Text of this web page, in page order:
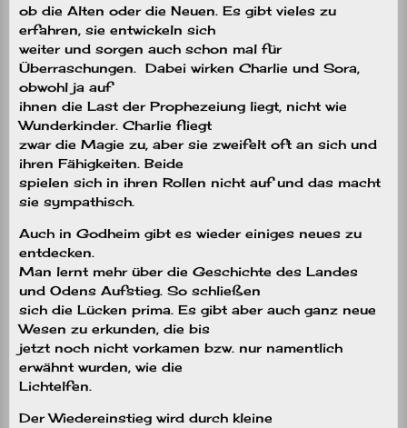
ob die Alten oder die Neuen. Es gibt vieles zu
erfahren, sie entwickeln sich
weiter und sorgen auch schon mal für
Überraschungen. Dabei wirken Charlie und Sora,
obwohl ja auf
ihnen die Last der Prophezeiung liegt, nicht wie
Wunderkinder. Charlie fliegt
zwar die Magie zu, aber sie zweifelt oft an sich und
ihren Fähigkeiten. Beide
spielen sich in ihren Rollen nicht auf und das macht
sie sympathisch.
Auch in Godheim gibt es wieder einiges neues zu
entdecken.
Man lernt mehr über die Geschichte des Landes
und Odens Aufstieg. So schließen
sich die Lücken prima. Es gibt aber auch ganz neue
Wesen zu erkunden, die bis
jetzt noch nicht vorkamen bzw. nur namentlich
erwähnt wurden, wie die
Lichtelfen.
Der Wiedereinstieg wird durch kleine